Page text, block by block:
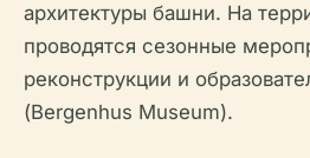
архитектуры башни. На
проводятся сезонные
реконструкции и
(Bergenhus Museum).